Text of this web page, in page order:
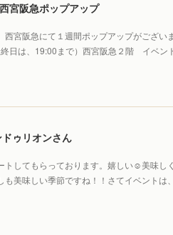
宮阪急ポップアップ
西宮阪急にて１週間ポップアップがござい
日は、19:00まで）西宮阪急２階 イベン
ゥリオンさん
トしてもらっております。嬉しい☺️美味し
も美味しい季節ですね！！さてイベントは